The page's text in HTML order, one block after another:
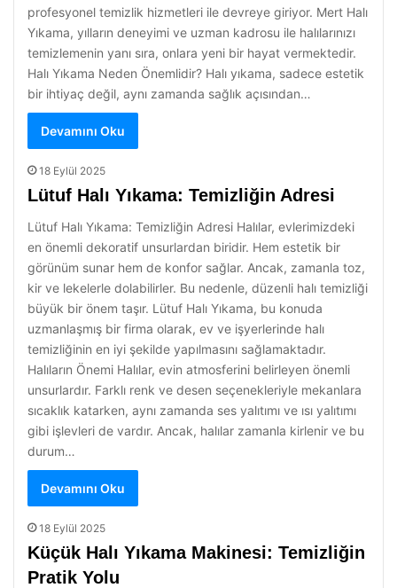
profesyonel temizlik hizmetleri ile devreye giriyor. Mert Halı
Yıkama, yılların deneyimi ve uzman kadrosu ile halılarınızı
temizlemenin yanı sıra, onlara yeni bir hayat vermektedir.
Halı Yıkama Neden Önemlidir? Halı yıkama, sadece estetik
bir ihtiyaç değil, aynı zamanda sağlık açısından…
Devamını Oku
18 Eylül 2025
Lütuf Halı Yıkama: Temizliğin Adresi
Lütuf Halı Yıkama: Temizliğin Adresi Halılar, evlerimizdeki
en önemli dekoratif unsurlardan biridir. Hem estetik bir
görünüm sunar hem de konfor sağlar. Ancak, zamanla toz,
kir ve lekelerle dolabilirler. Bu nedenle, düzenli halı temizliği
büyük bir önem taşır. Lütuf Halı Yıkama, bu konuda
uzmanlaşmış bir firma olarak, ev ve işyerlerinde halı
temizliğinin en iyi şekilde yapılmasını sağlamaktadır.
Halıların Önemi Halılar, evin atmosferini belirleyen önemli
unsurlardır. Farklı renk ve desen seçenekleriyle mekanlara
sıcaklık katarken, aynı zamanda ses yalıtımı ve ısı yalıtımı
gibi işlevleri de vardır. Ancak, halılar zamanla kirlenir ve bu
durum…
Devamını Oku
18 Eylül 2025
Küçük Halı Yıkama Makinesi: Temizliğin
Pratik Yolu